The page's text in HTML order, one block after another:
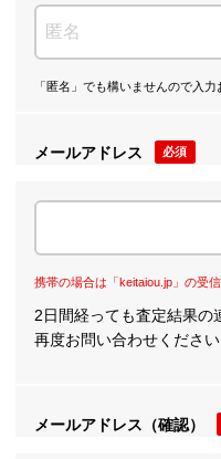
「匿名」でも構いませんので入力
メールアドレス 必須
携帯の場合は「keitaiou.jp」の受
2日間経っても査定結果の
再度お問い合わせください
メールアドレス（確認）